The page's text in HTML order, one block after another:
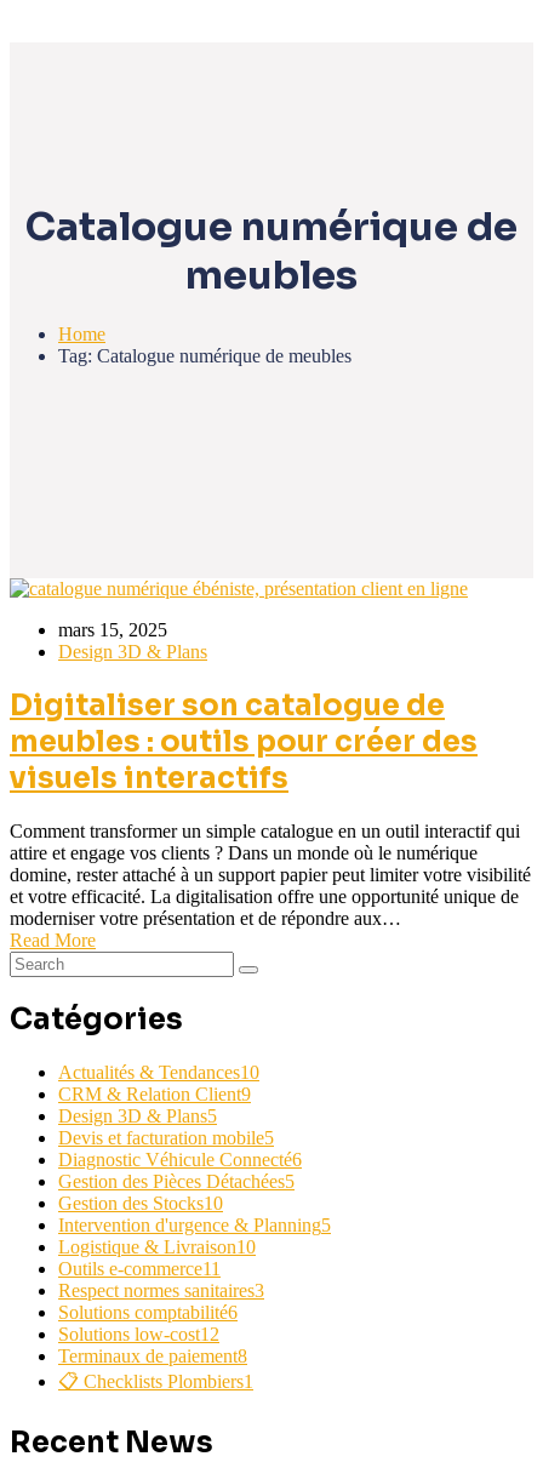
Catalogue numérique de
meubles
Home
Tag: Catalogue numérique de meubles
mars 15, 2025
Design 3D & Plans
Digitaliser son catalogue de
meubles : outils pour créer des
visuels interactifs
Comment transformer un simple catalogue en un outil interactif qui
attire et engage vos clients ? Dans un monde où le numérique
domine, rester attaché à un support papier peut limiter votre visibilité
et votre efficacité. La digitalisation offre une opportunité unique de
moderniser votre présentation et de répondre aux…
Read More
Catégories
Actualités & Tendances10
CRM & Relation Client9
Design 3D & Plans5
Devis et facturation mobile5
Diagnostic Véhicule Connecté6
Gestion des Pièces Détachées5
Gestion des Stocks10
Intervention d'urgence & Planning5
Logistique & Livraison10
Outils e-commerce11
Respect normes sanitaires3
Solutions comptabilité6
Solutions low-cost12
Terminaux de paiement8
📋 Checklists Plombiers1
Recent News